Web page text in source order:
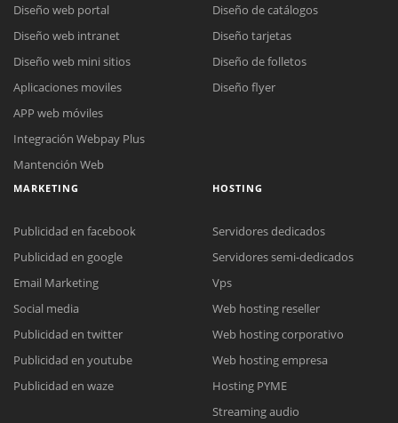
Reunión online
Meet para la reunión online.
Cotización
Chat Online
Todos nuestros ejecutivos están fuera de línea. Complete el formulario
Diseño web portal
Diseño web intranet
Diseño web mini sitios
Aplicaciones moviles
APP web móviles
Integración Webpay Plus
Mantención Web
Diseño de catálogos
Diseño tarjetas
Diseño de folletos
Diseño flyer
MARKETING
Publicidad en facebook
Publicidad en google
Email Marketing
Social media
Publicidad en twitter
Publicidad en youtube
Publicidad en waze
HOSTING
Servidores dedicados
Servidores semi-dedicados
Vps
Web hosting reseller
Web hosting corporativo
Web hosting empresa
Hosting PYME
Streaming audio